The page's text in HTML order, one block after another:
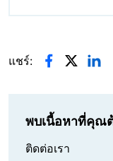
แชร์:
พบเนื้อหาที่คุณ
ติดต่อเรา